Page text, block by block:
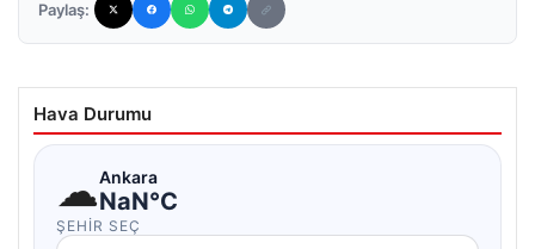
Paylaş:
Hava Durumu
☁Ankara
NaN°C
ŞEHIR SEÇ